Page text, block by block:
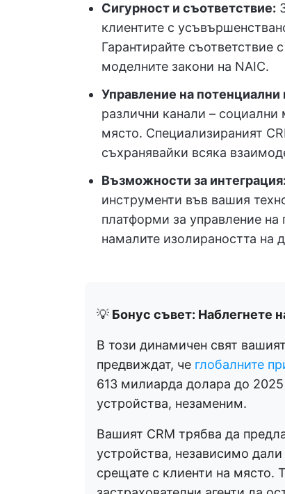
Сигурност и съответствие:
клиентите с
Гарантирайте съответствие
моделните закони на NAIC.
Управление на потенциални
различни канали –
място. Специализираният
съхранявайки всяка
Възможности за интеграция:
инструменти във вашия
платформи за управление на
намалите изолираността на
💡 Бонус съвет: Наблегнете
В този динамичен свят
предвиждат, че глобалните
613 милиарда долара до
устройства, незаменим.
Вашият CRM трябва да
устройства, независимо
срещате с клиенти на място.